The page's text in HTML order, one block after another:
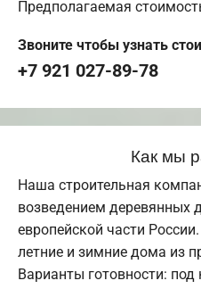
Предполагаемая
Звоните чтобы узнать
+7 921 027-89-78
Как мы
Наша строительная
возведением деревянных
европейской части
летние и зимние дома из
Варианты готовности: